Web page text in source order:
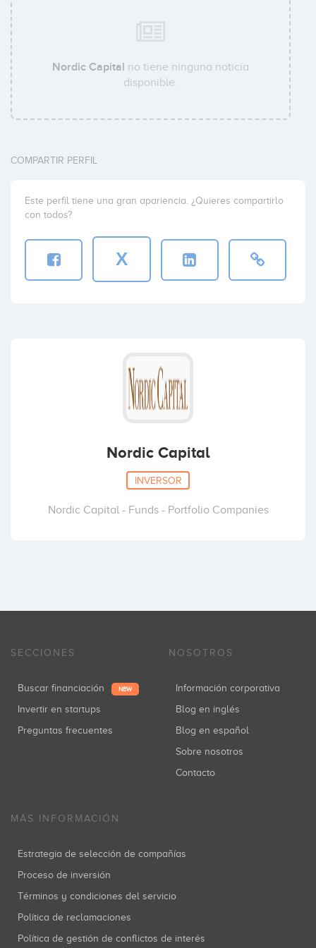
Joakim Karlsson
Hans Eckerström
Fredrik Näslund
Kristoffer Melinder
Jonas Agnblad
Klas Tikkanen
Nordic Capital no tiene ninguna noticia
disponible.
COMPARTIR PERFIL
Este perfil tiene una gran apariencia. ¿Quieres compartirlo
con todos?
X
Nordic Capital
INVERSOR
Nordic Capital - Funds - Portfolio Companies
SECCIONES
Buscar financiación NEW
Invertir en startups
Preguntas frecuentes
NOSOTROS
Información corporativa
Blog en inglés
Blog en español
Sobre nosotros
Contacto
MÁS INFORMACIÓN
Estrategia de selección de compañías
Proceso de inversión
Términos y condiciones del servicio
Política de reclamaciones
Política de gestión de conflictos de interés